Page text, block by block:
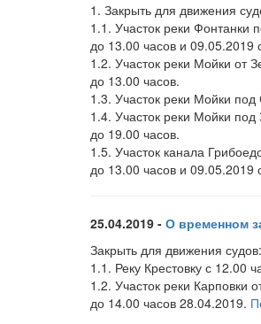
1. Закрыть для движения
1.1. Участок реки Фонтанки
до 13.00 часов и 09.05.2019
1.2. Участок реки Мойки от
до 13.00 часов.
1.3. Участок реки Мойки
1.4. Участок реки Мойки
до 19.00 часов.
1.5. Участок канала
до 13.00 часов и 09.05.2019
25.04.2019 - О временном
Закрыть для движения судов:
1.1. Реку Крестовку с 12.00
1.2. Участок реки Карповки
до 14.00 часов 28.04.2019.